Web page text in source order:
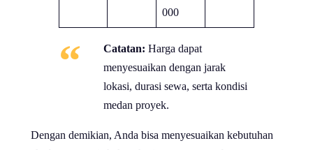
000
Catatan: Harga dapat
menyesuaikan dengan jarak
lokasi, durasi sewa, serta kondisi
medan proyek.
Dengan demikian, Anda bisa menyesuaikan kebutuhan